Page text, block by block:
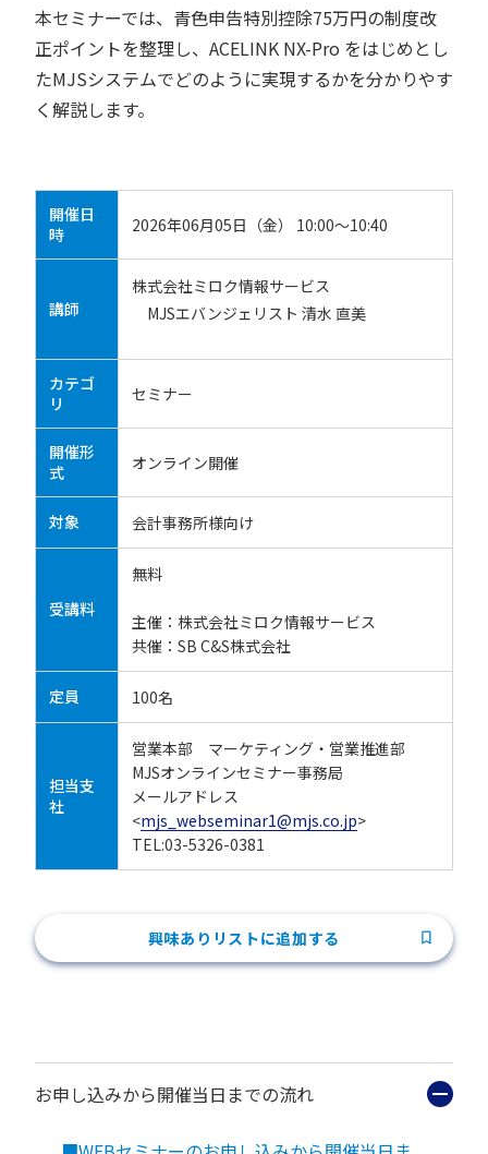
本セミナーでは、青色申告特別控除75万円の制度改
正ポイントを整理し、ACELINK NX-Pro をはじめとし
たMJSシステムでどのように実現するかを分かりやす
く解説します。
開催日
時
2026年06月05日（金） 10:00～10:40
講師
株式会社ミロク情報サービス
MJSエバンジェリスト 清水 直美
カテゴ
リ
セミナー
開催形
式
オンライン開催
対象 会計事務所様向け
受講料
無料
主催：株式会社ミロク情報サービス
共催：SB C&S株式会社
定員 100名
担当支
社
営業本部 マーケティング・営業推進部
MJSオンラインセミナー事務局
メールアドレス
<mjs_webseminar1@mjs.co.jp>
TEL:03-5326-0381
興味ありリストに追加する
お申し込みから開催当日までの流れ